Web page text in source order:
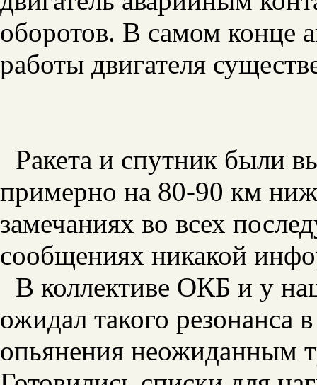
оборотов. В самом конце
работы двигателя
Ракета и спутник были
примерно на 80-90 км
замечаниях во всех
сообщениях никакой
В коллективе ОКБ и у
ожидал такого резонанса
опьянения неожиданным